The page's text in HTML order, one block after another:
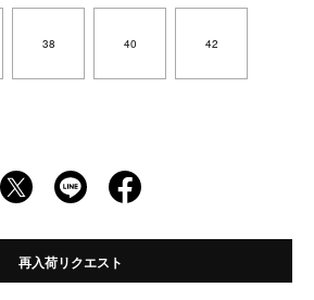
38 40 42
再入荷リクエスト